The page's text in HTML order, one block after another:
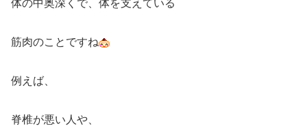
体の中奥深くで、体を支えている
筋肉のことですね
例えば、
脊椎が悪い人や、